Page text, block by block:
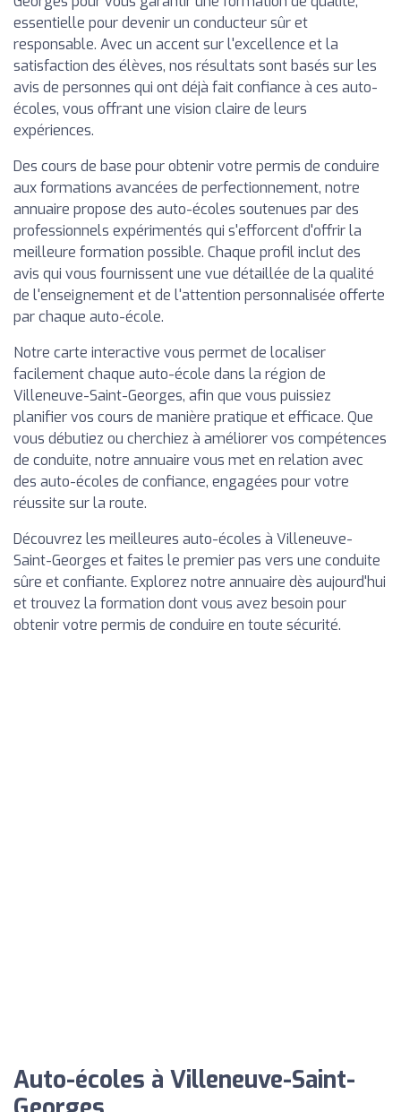
essentielle pour devenir un conducteur sûr et
responsable. Avec un accent sur l'excellence et la
satisfaction des élèves, nos résultats sont basés sur les
avis de personnes qui ont déjà fait confiance à ces auto-
écoles, vous offrant une vision claire de leurs
expériences.
Des cours de base pour obtenir votre permis de conduire
aux formations avancées de perfectionnement, notre
annuaire propose des auto-écoles soutenues par des
professionnels expérimentés qui s'efforcent d'offrir la
meilleure formation possible. Chaque profil inclut des
avis qui vous fournissent une vue détaillée de la qualité
de l'enseignement et de l'attention personnalisée offerte
par chaque auto-école.
Notre carte interactive vous permet de localiser
facilement chaque auto-école dans la région de
Villeneuve-Saint-Georges, afin que vous puissiez
planifier vos cours de manière pratique et efficace. Que
vous débutiez ou cherchiez à améliorer vos compétences
de conduite, notre annuaire vous met en relation avec
des auto-écoles de confiance, engagées pour votre
réussite sur la route.
Découvrez les meilleures auto-écoles à Villeneuve-
Saint-Georges et faites le premier pas vers une conduite
sûre et confiante. Explorez notre annuaire dès aujourd'hui
et trouvez la formation dont vous avez besoin pour
obtenir votre permis de conduire en toute sécurité.
Auto-écoles à Villeneuve-Saint-